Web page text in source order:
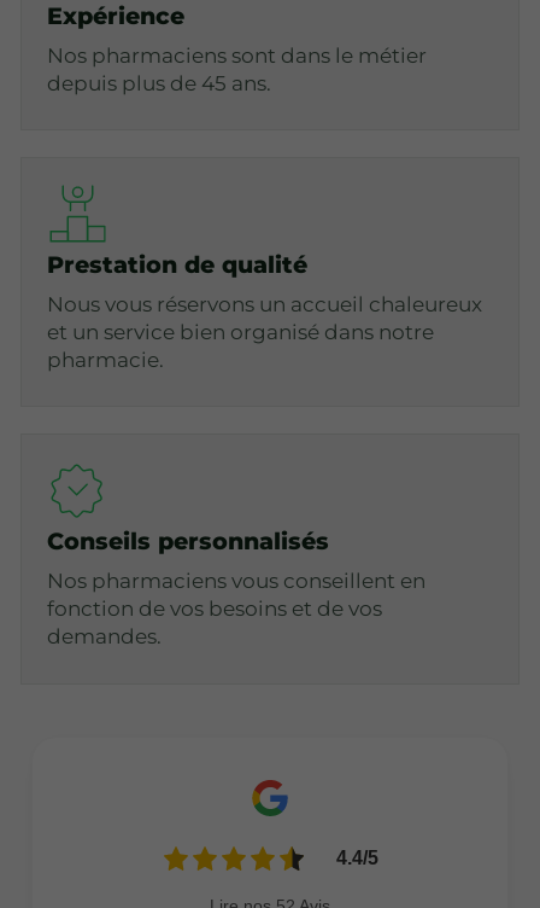
Expérience
Nos pharmaciens sont dans le métier
depuis plus de 45 ans.
Prestation de qualité
Nous vous réservons un accueil chaleureux
et un service bien organisé dans notre
pharmacie.
Conseils personnalisés
Nos pharmaciens vous conseillent en
fonction de vos besoins et de vos
demandes.